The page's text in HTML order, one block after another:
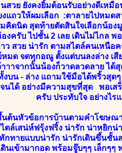
นสวย ยังคงยิ้มต้อนรับอย่างดีเห
งแถวให้ผมเลือก :ตาลายไปหมด
คิดนิด สุดท้ายตัดสินใจเลือกน้อง
งครับ ไปชั้น 2 เลย เดินไม่ไกล
ว สวย น่ารัก ตามสไตล์คนเหนื
หมด จดทุกอณู ตั้งแต่บนลงล่าง เ
าาาจากนั้นน้องก็วาดลวดลาย ไ
งบน - ล่าง แถามใช้มือได้พริ้วสุ
นได้ อย่างมีความสุขที่สุด พอเส
ครับ ประทับใจ อย่างไ
ต้นหัวข้อการบ้านตามคำโฆษณา
ตล์เสน่ห์ฟรุ้งฟริ้ง น่ารัก น่าหยิก
กทายแบบน่ารัก น่ารักเดินขึ้นชั้น
ดินเข้ามากอด พร้อมจู๊บๆๆ เล็กๆ